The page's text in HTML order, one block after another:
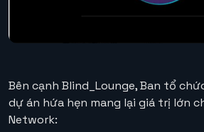
Bên cạnh Blind_Lounge, Ban tổ
dự án hứa hẹn mang lại giá trị lớn
Network: